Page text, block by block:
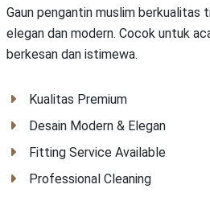
Gaun pengantin muslim berkualitas
elegan dan modern. Cocok untuk
berkesan dan istimewa.
Kualitas Premium
Desain Modern & Elegan
Fitting Service Available
Professional Cleaning